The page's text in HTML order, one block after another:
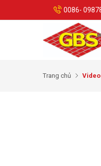
0086-
Trang chủ Video